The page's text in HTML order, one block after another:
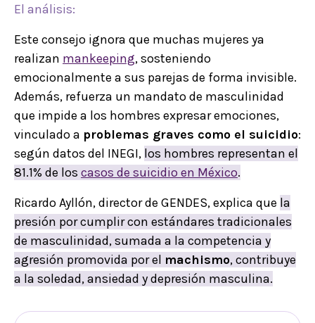
El análisis:
Este consejo ignora que muchas mujeres ya
realizan mankeeping, sosteniendo
emocionalmente a sus parejas de forma invisible.
Además, refuerza un mandato de masculinidad
que impide a los hombres expresar emociones,
vinculado a problemas graves como el suicidio:
según datos del INEGI, los hombres representan el
81.1% de los casos de suicidio en México.
Ricardo Ayllón, director de GENDES, explica que la
presión por cumplir con estándares tradicionales
de masculinidad, sumada a la competencia y
agresión promovida por el machismo, contribuye
a la soledad, ansiedad y depresión masculina.